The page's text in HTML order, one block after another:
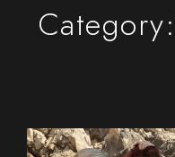
Category: